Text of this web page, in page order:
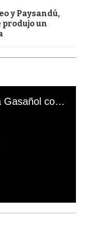
y Paysandú,
un
El mal momento de Yanina Gasañol con un hincha argentino en "Subrayado"